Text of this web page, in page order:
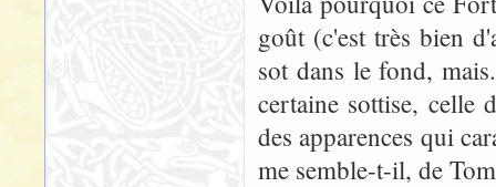
goût (c'est très bien
sot dans le fond,
certaine sottise, celle
des apparences qui
me semble-t-il, de